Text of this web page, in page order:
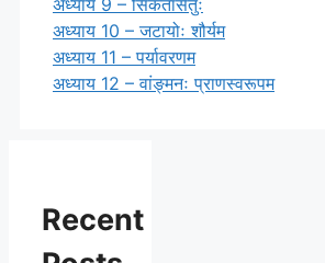
अध्याय 9 – सिकतासेतुः
अध्याय 10 – जटायोः शौर्यम
अध्याय 11 – पर्यावरणम
अध्याय 12 – वांङ्मनः प्राणस्वरूपम
Recent